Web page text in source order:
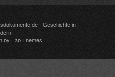
- Geschichte in
by Fab Themes